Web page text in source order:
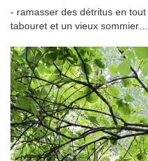
- ramasser des détritus en
tabouret et un vieux sommier…